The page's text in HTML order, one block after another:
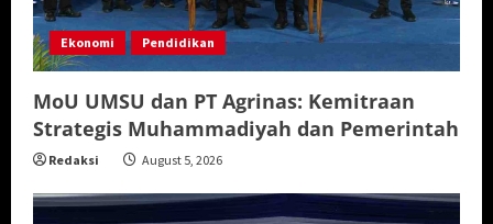
Ekonomi Pendidikan
MoU UMSU dan PT Agrinas: Kemitraan
Strategis Muhammadiyah dan Pemerintah
Redaksi August 5, 2026